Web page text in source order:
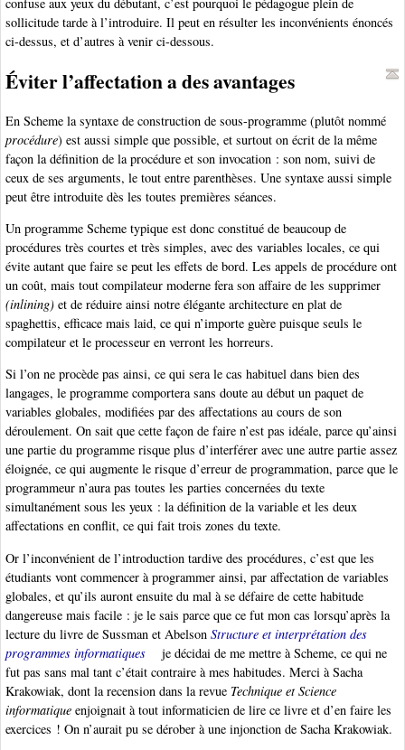
sollicitude tarde à l’introduire. Il peut en résulter les inconvénients énoncés
ci-dessus, et d’autres à venir ci-dessous.
Éviter l’affectation a des avantages
En Scheme la syntaxe de construction de sous-programme (plutôt nommé
procédure) est aussi simple que possible, et surtout on écrit de la même
façon la définition de la procédure et son invocation : son nom, suivi de
ceux de ses arguments, le tout entre parenthèses. Une syntaxe aussi simple
peut être introduite dès les toutes premières séances.
Un programme Scheme typique est donc constitué de beaucoup de
procédures très courtes et très simples, avec des variables locales, ce qui
évite autant que faire se peut les effets de bord. Les appels de procédure ont
un coût, mais tout compilateur moderne fera son affaire de les supprimer
(inlining) et de réduire ainsi notre élégante architecture en plat de
spaghettis, efficace mais laid, ce qui n’importe guère puisque seuls le
compilateur et le processeur en verront les horreurs.
Si l’on ne procède pas ainsi, ce qui sera le cas habituel dans bien des
langages, le programme comportera sans doute au début un paquet de
variables globales, modifiées par des affectations au cours de son
déroulement. On sait que cette façon de faire n’est pas idéale, parce qu’ainsi
une partie du programme risque plus d’interférer avec une autre partie assez
éloignée, ce qui augmente le risque d’erreur de programmation, parce que le
programmeur n’aura pas toutes les parties concernées du texte
simultanément sous les yeux : la définition de la variable et les deux
affectations en conflit, ce qui fait trois zones du texte.
Or l’inconvénient de l’introduction tardive des procédures, c’est que les
étudiants vont commencer à programmer ainsi, par affectation de variables
globales, et qu’ils auront ensuite du mal à se défaire de cette habitude
dangereuse mais facile : je le sais parce que ce fut mon cas lorsqu’après la
lecture du livre de Sussman et Abelson Structure et interprétation des
programmes informatiques
je décidai de me mettre à Scheme, ce qui ne
fut pas sans mal tant c’était contraire à mes habitudes. Merci à Sacha
Krakowiak, dont la recension dans la revue Technique et Science
informatique enjoignait à tout informaticien de lire ce livre et d’en faire les
exercices ! On n’aurait pu se dérober à une injonction de Sacha Krakowiak.